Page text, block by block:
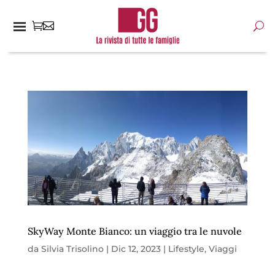
SkyWay Monte Bianco: un viaggio tra le nuvole
da Silvia Trisolino| Dic 12, 2023| Lifestyle, Viaggi